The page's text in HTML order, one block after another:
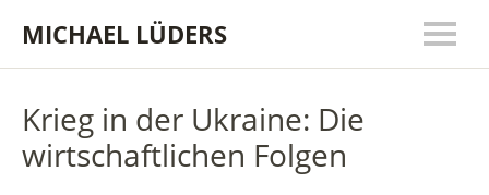
MICHAEL LÜDERS
Krieg in der Ukraine: Die
wirtschaftlichen Folgen